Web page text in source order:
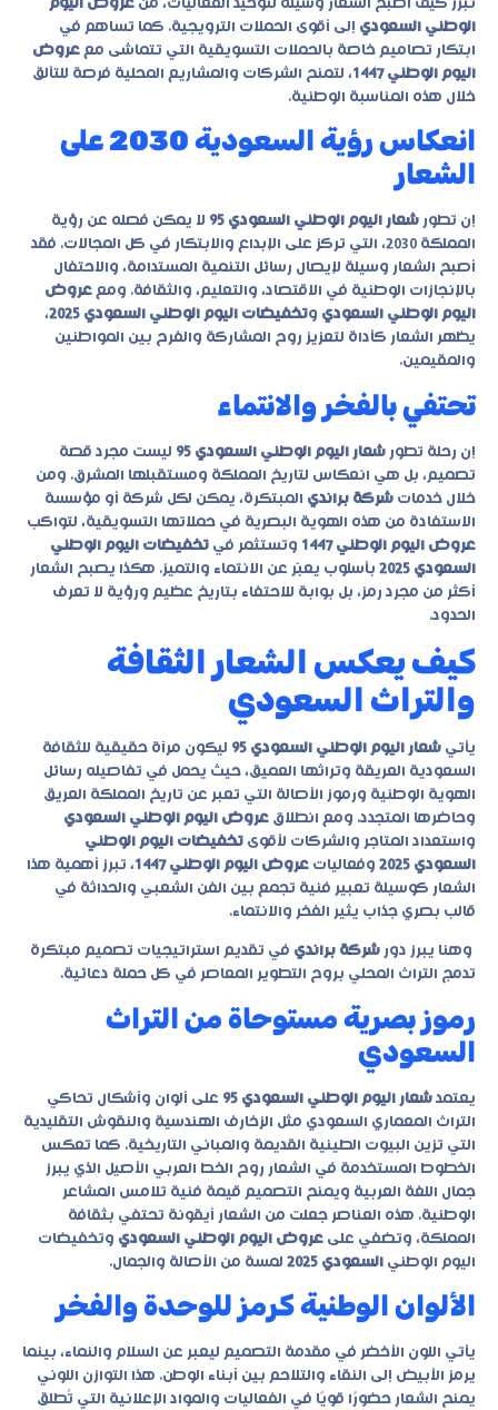
تُبرز كيف أصبح الشعار وسيلة لتوحيد الفعاليات، من عروض اليوم
الوطني السعودي إلى أقوى الحملات الترويجية. كما تساهم في
ابتكار تصاميم خاصة بالحملات التسويقية التي تتماشى مع عروض
اليوم الوطني 1447
، لتمنح الشركات والمشاريع المحلية فرصة للتألق
خلال هذه المناسبة الوطنية.
انعكاس رؤية السعودية 2030 على
الشعار
إن تطور شعار اليوم الوطني السعودي 95
لا يمكن فصله عن رؤية
المملكة 2030، التي تركز على الإبداع والابتكار في كل المجالات. فقد
أصبح الشعار وسيلة لإيصال رسائل التنمية المستدامة، والاحتفال
بالإنجازات الوطنية في الاقتصاد، والتعليم، والثقافة. ومع عروض
اليوم الوطني السعودي وتخفيضات اليوم الوطني السعودي 2025
،
يظهر الشعار كأداة لتعزيز روح المشاركة والفرح بين المواطنين
والمقيمين.
تحتفي بالفخر والانتماء
إن رحلة تطور شعار اليوم الوطني السعودي 95
ليست مجرد قصة
تصميم، بل هي انعكاس لتاريخ المملكة ومستقبلها المشرق. ومن
خلال خدمات شركة براندي المبتكرة، يمكن لكل شركة أو مؤسسة
الاستفادة من هذه الهوية البصرية في حملاتها التسويقية، لتواكب
عروض اليوم الوطني 1447
وتستثمر في تخفيضات اليوم الوطني
السعودي 2025
بأسلوب يعبّر عن الانتماء والتميز. هكذا يصبح الشعار
أكثر من مجرد رمز، بل بوابة للاحتفاء بتاريخ عظيم ورؤية لا تعرف
الحدود.
كيف يعكس الشعار الثقافة
والتراث السعودي
يأتي شعار اليوم الوطني السعودي 95
ليكون مرآة حقيقية للثقافة
السعودية العريقة وتراثها العميق، حيث يحمل في تفاصيله رسائل
الهوية الوطنية ورموز الأصالة التي تعبر عن تاريخ المملكة العريق
وحاضرها المتجدد. ومع انطلاق عروض اليوم الوطني السعودي
واستعداد المتاجر والشركات لأقوى تخفيضات اليوم الوطني
السعودي 2025
وفعاليات عروض اليوم الوطني 1447
، تبرز أهمية هذا
الشعار كوسيلة تعبير فنية تجمع بين الفن الشعبي والحداثة في
قالب بصري جذاب يثير الفخر والانتماء.
وهنا يبرز دور شركة براندي في تقديم استراتيجيات تصميم مبتكرة
تدمج التراث المحلي بروح التطوير المعاصر في كل حملة دعائية.
رموز بصرية مستوحاة من التراث
السعودي
يعتمد شعار اليوم الوطني السعودي 95
على ألوان وأشكال تحاكي
التراث المعماري السعودي مثل الزخارف الهندسية والنقوش التقليدية
التي تزين البيوت الطينية القديمة والمباني التاريخية. كما تعكس
الخطوط المستخدمة في الشعار روح الخط العربي الأصيل الذي يبرز
جمال اللغة العربية ويمنح التصميم قيمة فنية تلامس المشاعر
الوطنية. هذه العناصر جعلت من الشعار أيقونة تحتفي بثقافة
المملكة، وتضفي على عروض اليوم الوطني السعودي وتخفيضات
اليوم الوطني السعودي 2025 لمسة من الأصالة والجمال.
الألوان الوطنية كرمز للوحدة والفخر
يأتي اللون الأخضر في مقدمة التصميم ليعبر عن السلام والنماء، بينما
يرمز الأبيض إلى النقاء والتلاحم بين أبناء الوطن. هذا التوازن اللوني
يمنح الشعار حضورًا قويًا في الفعاليات والمواد الإعلانية التي تُطلق